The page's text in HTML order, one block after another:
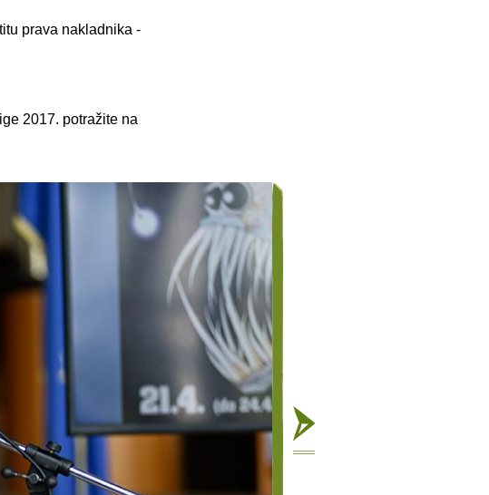
prava nakladnika -
2017. potražite na